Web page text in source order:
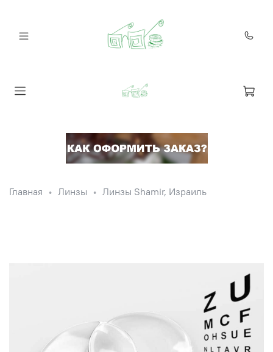
Главная Линзы Линзы Shamir, Израиль